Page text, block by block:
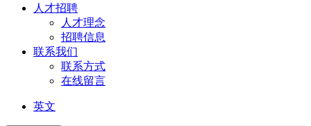
人才招聘
人才理念
招聘信息
联系我们
联系方式
在线留言
英文